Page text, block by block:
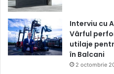
Interviu cu
Vârful
utilaje
în Balcani
2 octombrie